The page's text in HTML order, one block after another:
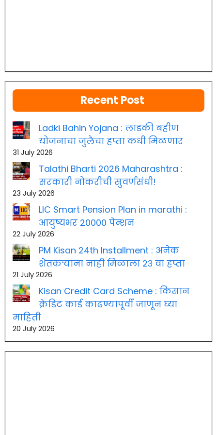
Recent Post
Ladki Bahin Yojana : लाडकी बहीण
योजनाचा जुलैचा हप्ता कधी मिळणार
31 July 2026
Talathi Bharti 2026 Maharashtra :
सरकारी नोकरीची सुवर्णसंधी!
23 July 2026
LIC Smart Pension Plan in marathi :
आयुष्यभर 20000 पेन्शन
22 July 2026
PM Kisan 24th Installment : अनेक
शेतकऱ्यांना नाही मिळाला २३ वा हप्ता
21 July 2026
Kisan Credit Card Scheme : किसान
क्रेडिट कार्ड काढण्यापूर्वी जाणून घ्या
माहिती
20 July 2026